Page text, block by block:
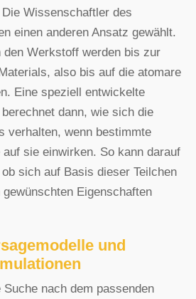
Wissenschaftler des
einen anderen Ansatz gewählt.
den Werkstoff werden bis zur
also bis auf die atomare
Eine speziell entwickelte
dann, wie sich die
verhalten, wenn bestimmte
sie einwirken. So kann darauf
sich auf Basis dieser Teilchen
Eigenschaften
und
nach dem passenden